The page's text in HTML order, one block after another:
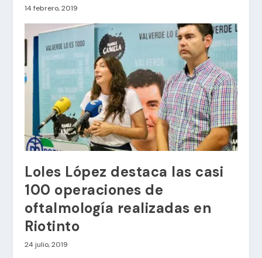
14 febrero, 2019
Loles López destaca las casi
100 operaciones de
oftalmología realizadas en
Riotinto
24 julio, 2019